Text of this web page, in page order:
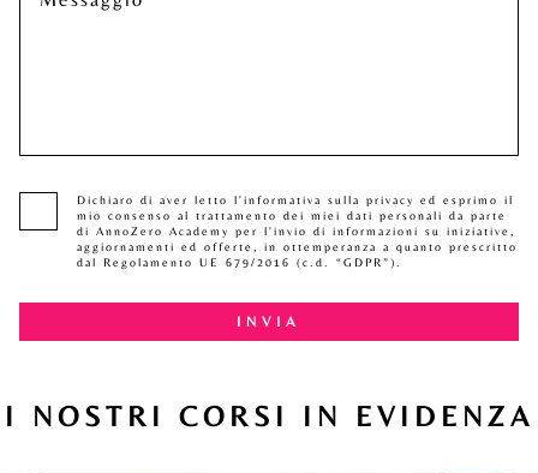
Dichiaro di aver letto l'informativa sulla privacy ed esprimo il
mio consenso al trattamento dei miei dati personali da parte
di AnnoZero Academy per l'invio di informazioni su iniziative,
aggiornamenti ed offerte, in ottemperanza a quanto prescritto
dal Regolamento UE 679/2016 (c.d. “GDPR”).
I NOSTRI CORSI IN EVIDENZA